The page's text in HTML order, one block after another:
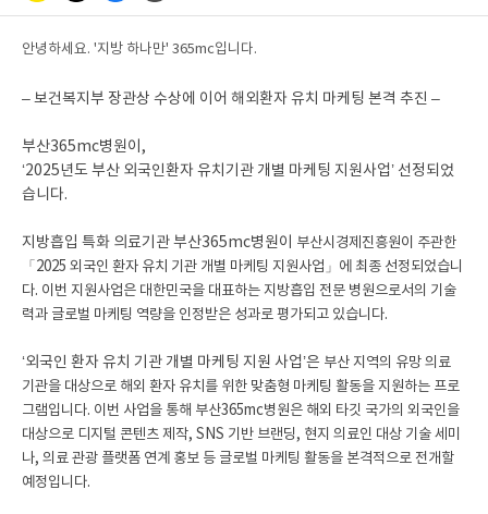
안녕하세요. '지방 하나만' 365mc입니다.
– 보건복지부 장관상 수상에 이어 해외환자 유치 마케팅 본격 추진 –
부산365mc병원이,
‘2025년도 부산 외국인환자 유치기관 개별 마케팅 지원사업’ 선정되었
습니다.
지방흡입 특화 의료기관 부산365mc병원이 부산시경제진흥원이 주관한
「2025 외국인 환자 유치 기관 개별 마케팅 지원사업」에 최종 선정되었습니
다. 이번 지원사업은 대한민국을 대표하는 지방흡입 전문 병원으로서의 기술
력과 글로벌 마케팅 역량을 인정받은 성과로 평가되고 있습니다.
‘외국인 환자 유치 기관 개별 마케팅 지원 사업’은 부산 지역의 유망 의료
기관을 대상으로 해외 환자 유치를 위한 맞춤형 마케팅 활동을 지원하는 프로
그램입니다. 이번 사업을 통해 부산365mc병원은 해외 타깃 국가의 외국인을
대상으로 디지털 콘텐츠 제작, SNS 기반 브랜딩, 현지 의료인 대상 기술 세미
나, 의료 관광 플랫폼 연계 홍보 등 글로벌 마케팅 활동을 본격적으로 전개할
예정입니다.